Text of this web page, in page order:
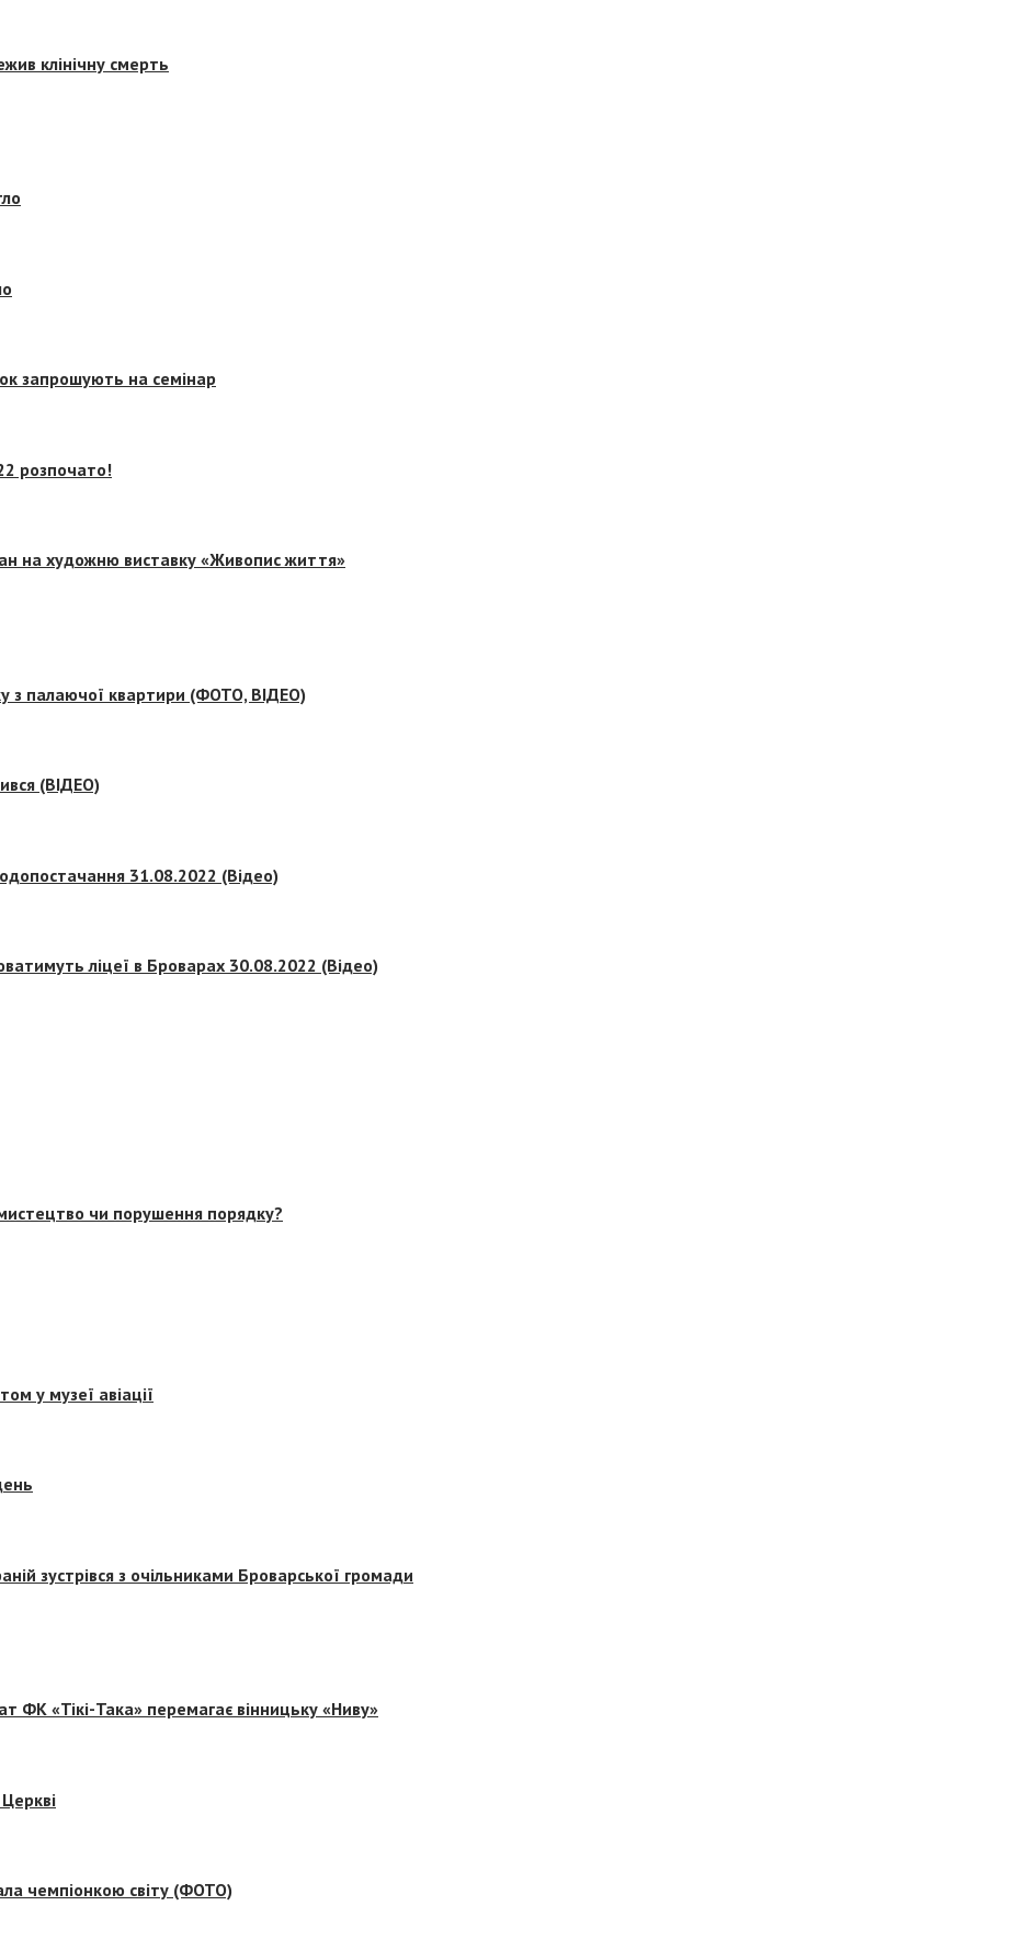
клінічну смерть
запрошують на семінар
розпочато!
на художню виставку «Живопис життя»
з палаючої квартири (ФОТО, ВІДЕО)
(ВІДЕО)
31.08.2022 (Відео)
ліцеї в Броварах 30.08.2022 (Відео)
чи порушення порядку?
у музеї авіації
зустрівся з очільниками Броварської громади
ФК «Тікі-Така» перемагає вінницьку «Ниву»
чемпіонкою світу (ФОТО)